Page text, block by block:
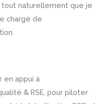
naturellement que je
chargé de
en appui à
& RSE, pour piloter